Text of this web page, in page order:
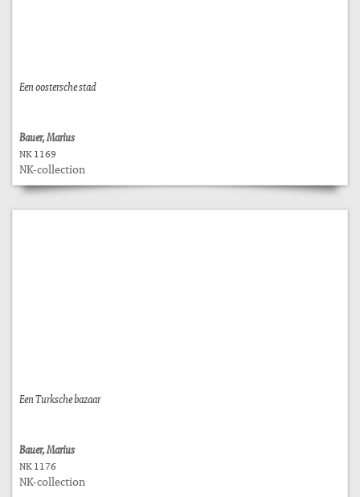
Een oostersche stad
Bauer, Marius
NK 1169
NK-collection
Een Turksche bazaar
Bauer, Marius
NK 1176
NK-collection